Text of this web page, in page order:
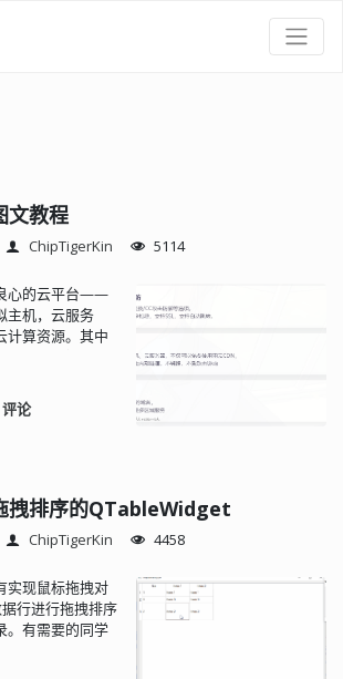
文教程
ChipTigerKin 5114
心的云平台——
主机，云服务
计算资源。其中
方式配合流量
以通过积分签
评论
拽排序的QTableWidget
ChipTigerKin 4458
实现鼠标拖拽对
行进行拖拽排序
。有需要的同学